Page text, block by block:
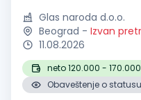
Glas naroda d.o.o.
Beograd - Izvan
11.08.2026
neto 120.000 -
Obaveštenje o